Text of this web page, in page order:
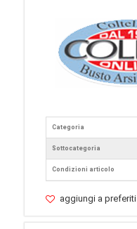
Categoria
Sottocategoria
Condizioni articolo
aggiungi a preferiti